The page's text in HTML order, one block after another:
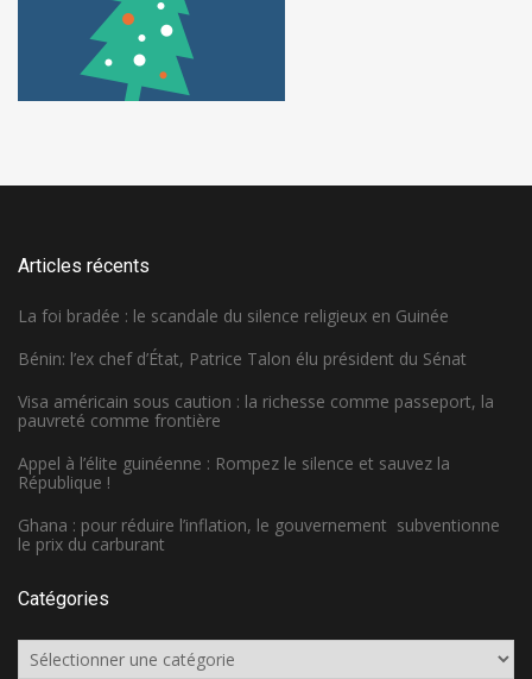
Articles récents
La foi bradée : le scandale du silence religieux en Guinée
Bénin: l’ex chef d’État, Patrice Talon élu président du Sénat
Visa américain sous caution : la richesse comme passeport, la
pauvreté comme frontière
Appel à l’élite guinéenne : Rompez le silence et sauvez la
République !
Ghana : pour réduire l’inflation, le gouvernement subventionne
le prix du carburant
Catégories
Catégories